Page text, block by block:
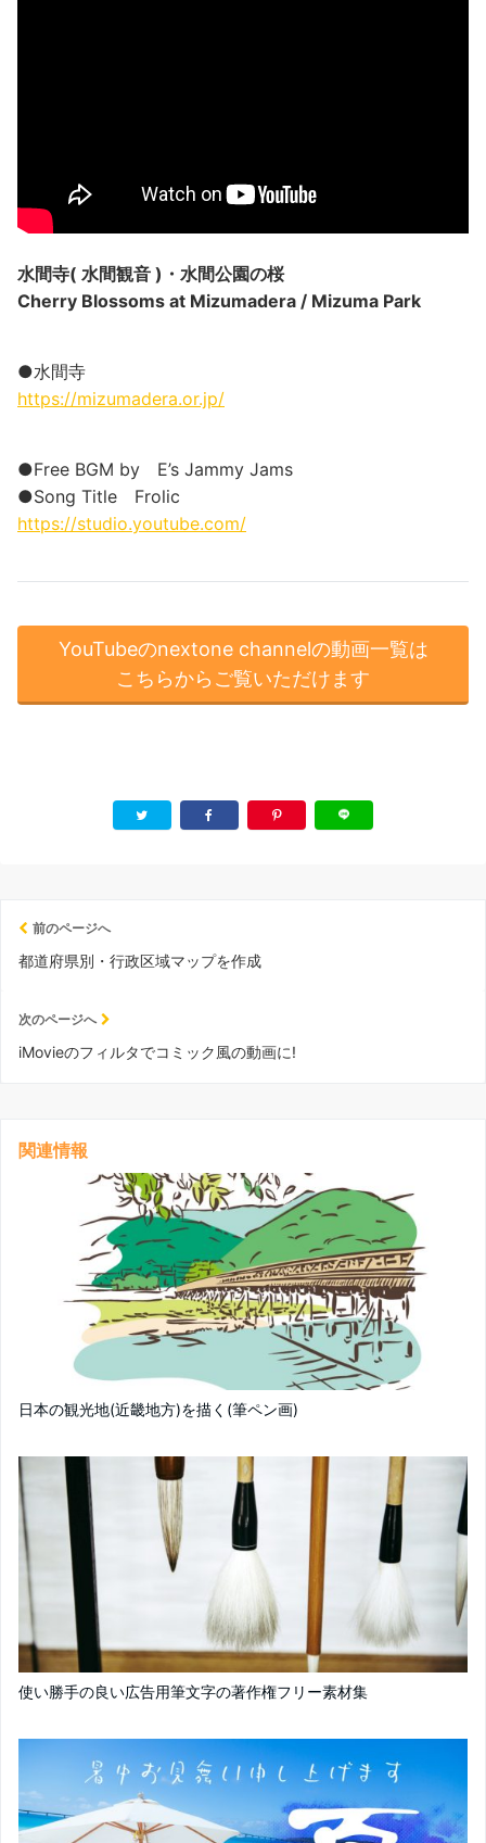
水間寺( 水間観音 )・水間公園の桜
Cherry Blossoms at Mizumadera / Mizuma Park
●水間寺
https://mizumadera.or.jp/​
●Free BGM by E’s Jammy Jams
●Song Title Frolic
https://studio.youtube.com/
YouTubeのnextone channelの動画一覧は
こちらからご覧いただけます
前のページへ
都道府県別・行政区域マップを作成
次のページへ
iMovieのフィルタでコミック風の動画に!
関連情報
日本の観光地(近畿地方)を描く(筆ペン画)
使い勝手の良い広告用筆文字の著作権フリー素材集